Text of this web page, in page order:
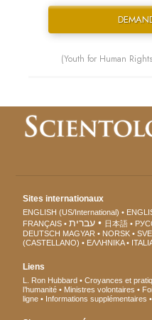
(Youth for Human
Sites internationaux
ENGLISH (US/International)
FRANÇAIS
עברית 日本語
DEUTSCH MAGYAR NORSK
(CASTELLANO)
ΕΛΛΗΝΙΚA
Liens
L. Ron Hubbard Croyances et
l’humanité
Ministres volontaires
ligne
Informations supplémentaires